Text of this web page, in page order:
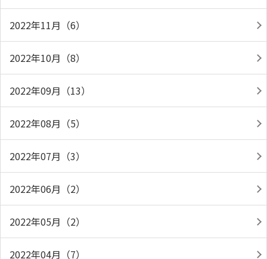
2022年11月（6）
2022年10月（8）
2022年09月（13）
2022年08月（5）
2022年07月（3）
2022年06月（2）
2022年05月（2）
2022年04月（7）